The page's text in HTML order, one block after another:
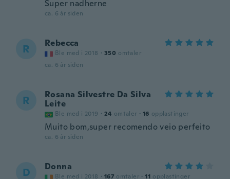
Super nadherne
ca. 6 år siden
R Rebecca
Ble med i 2018 · 350 omtaler
ca. 6 år siden
R
Rosana Silvestre Da Silva
Leite
Ble med i 2019 · 24 omtaler · 16 opplastinger
Muito bom,super recomendo veio perfeito
ca. 6 år siden
D Donna
Ble med i 2018 · 167 omtaler · 11 opplastinger